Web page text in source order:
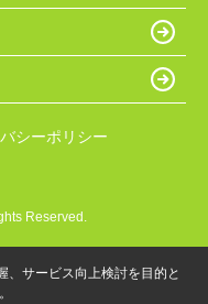
シーポリシー
Reserved.
、サービス向上検討を目的と